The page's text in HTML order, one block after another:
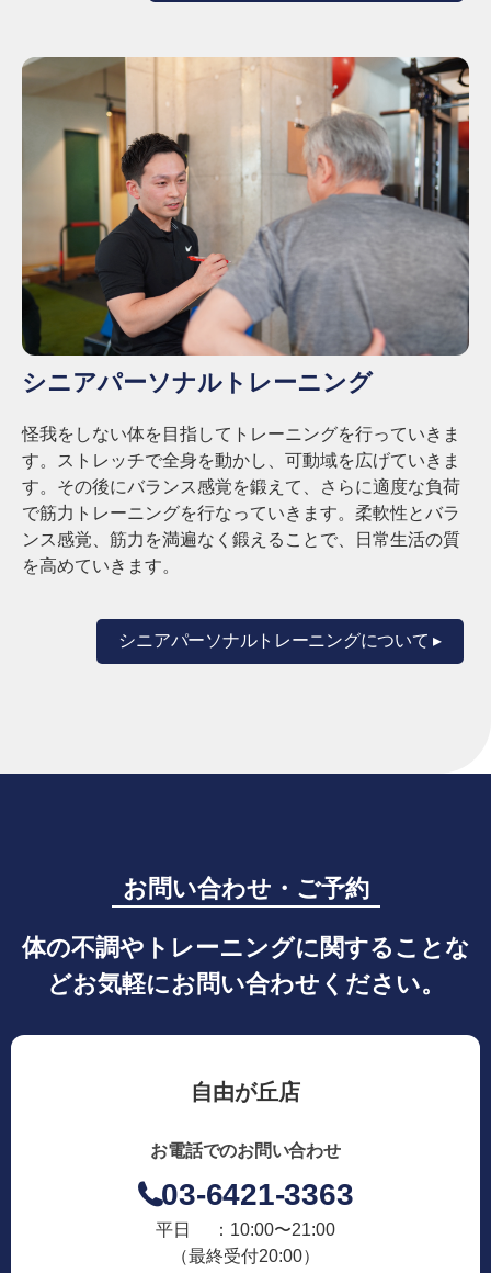
シニアパーソナルトレーニング
怪我をしない体を目指してトレーニングを行っていきま
す。ストレッチで全身を動かし、可動域を広げていきま
す。その後にバランス感覚を鍛えて、さらに適度な負荷
で筋力トレーニングを行なっていきます。 柔軟性とバラ
ンス感覚、筋力を満遍なく鍛えることで、日常生活の質
を高めていきます。
シニアパーソナルトレーニングについて ▸
お問い合わせ・ご予約
体の不調やトレーニングに関することな
どお気軽にお問い合わせください。
自由が丘店
お電話でのお問い合わせ
03-6421-3363
平日 ：10:00〜21:00
（最終受付20:00）